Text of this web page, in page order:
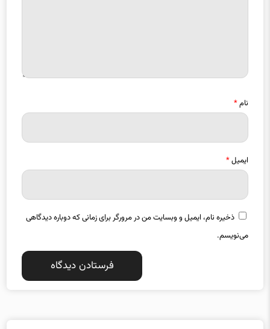
نام*
ایمیل*
ذخیره نام، ایمیل و وبسایت من در مرورگر برای زمانی که دوباره دیدگاهی
می‌نویسم.